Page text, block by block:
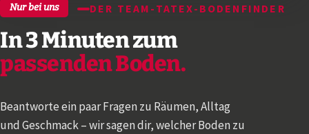
Nur bei uns DER TEAM-TATEX-BODENFINDER
In 3 Minuten zum
passenden Boden.
Beantworte ein paar Fragen zu Räumen, Alltag
und Geschmack – wir sagen dir, welcher Boden zu